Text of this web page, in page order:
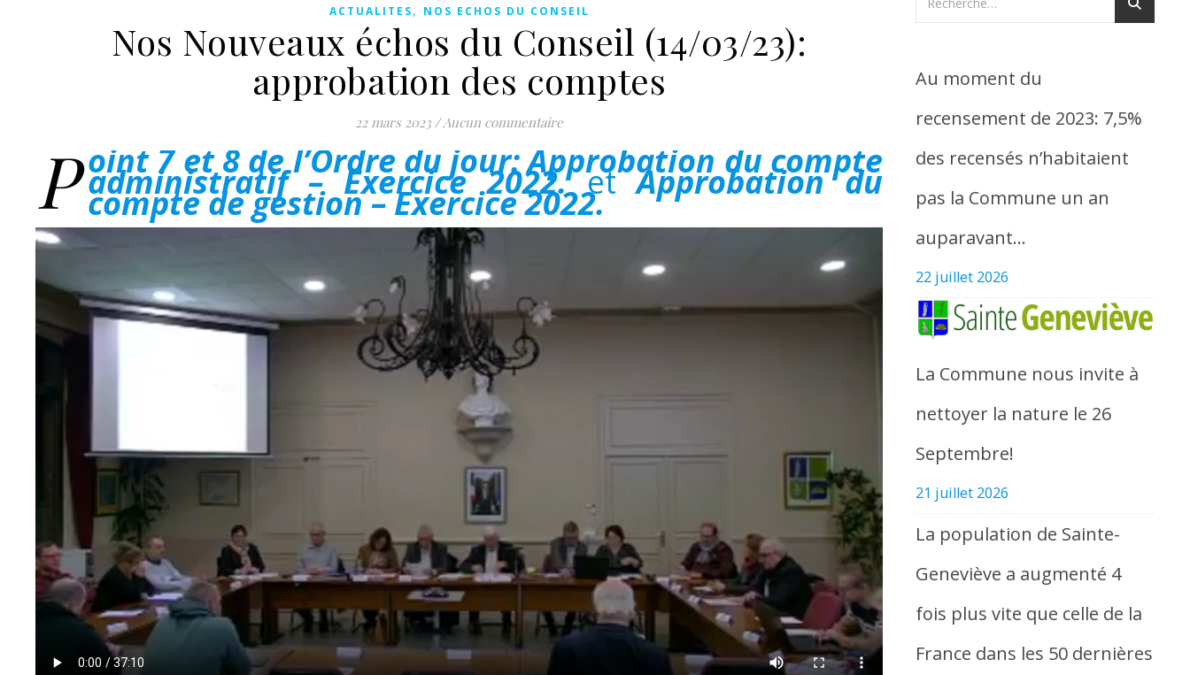
ACTUALITES, NOS ECHOS DU CONSEIL
Nos Nouveaux échos du Conseil (14/03/23):
approbation des comptes
22 mars 2023 /Aucun commentaire
P oint 7 et 8 de l’Ordre du jour: Approbation du compte
administratif – Exercice 2022.etApprobation du
compte de gestion – Exercice 2022.
Au moment du
recensement de 2023: 7,5%
des recensés n’habitaient
pas la Commune un an
auparavant…
22 juillet 2026
La Commune nous invite à
nettoyer la nature le 26
Septembre!
21 juillet 2026
La population de Sainte-
Geneviève a augmenté 4
fois plus vite que celle de la
France dans les 50 dernières